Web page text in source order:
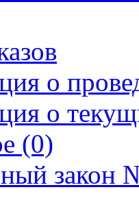
о
о
(0)
закон